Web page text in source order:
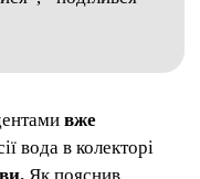
вже
вода в колекторі